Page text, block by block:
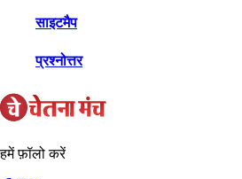
साइटमैप
प्रश्नोत्तर
हमें फ़ॉलो करें